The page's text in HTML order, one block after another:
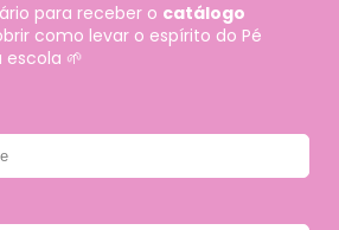
para receber o catálogo
como levar o espírito do Pé
🌱